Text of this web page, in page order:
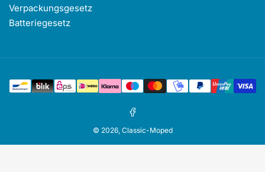
Verpackungsgesetz
Batteriegesetz
Zahlungsmethoden
Facebook
© 2026, Classic-Moped